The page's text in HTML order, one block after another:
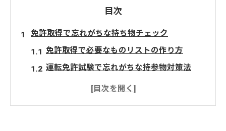
目次
免許取得で忘れがちな持ち物チェック
免許取得で必要なものリストの作り方
運転免許試験で忘れがちな持参物対策法
住民票や本人確認書類を揃えるコツ